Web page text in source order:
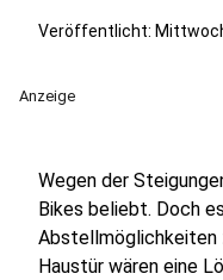
Veröffentlicht:
Anzeige
Wegen der
Bikes beliebt. Doch
Abstellmöglichkeiten
Haustür wären eine